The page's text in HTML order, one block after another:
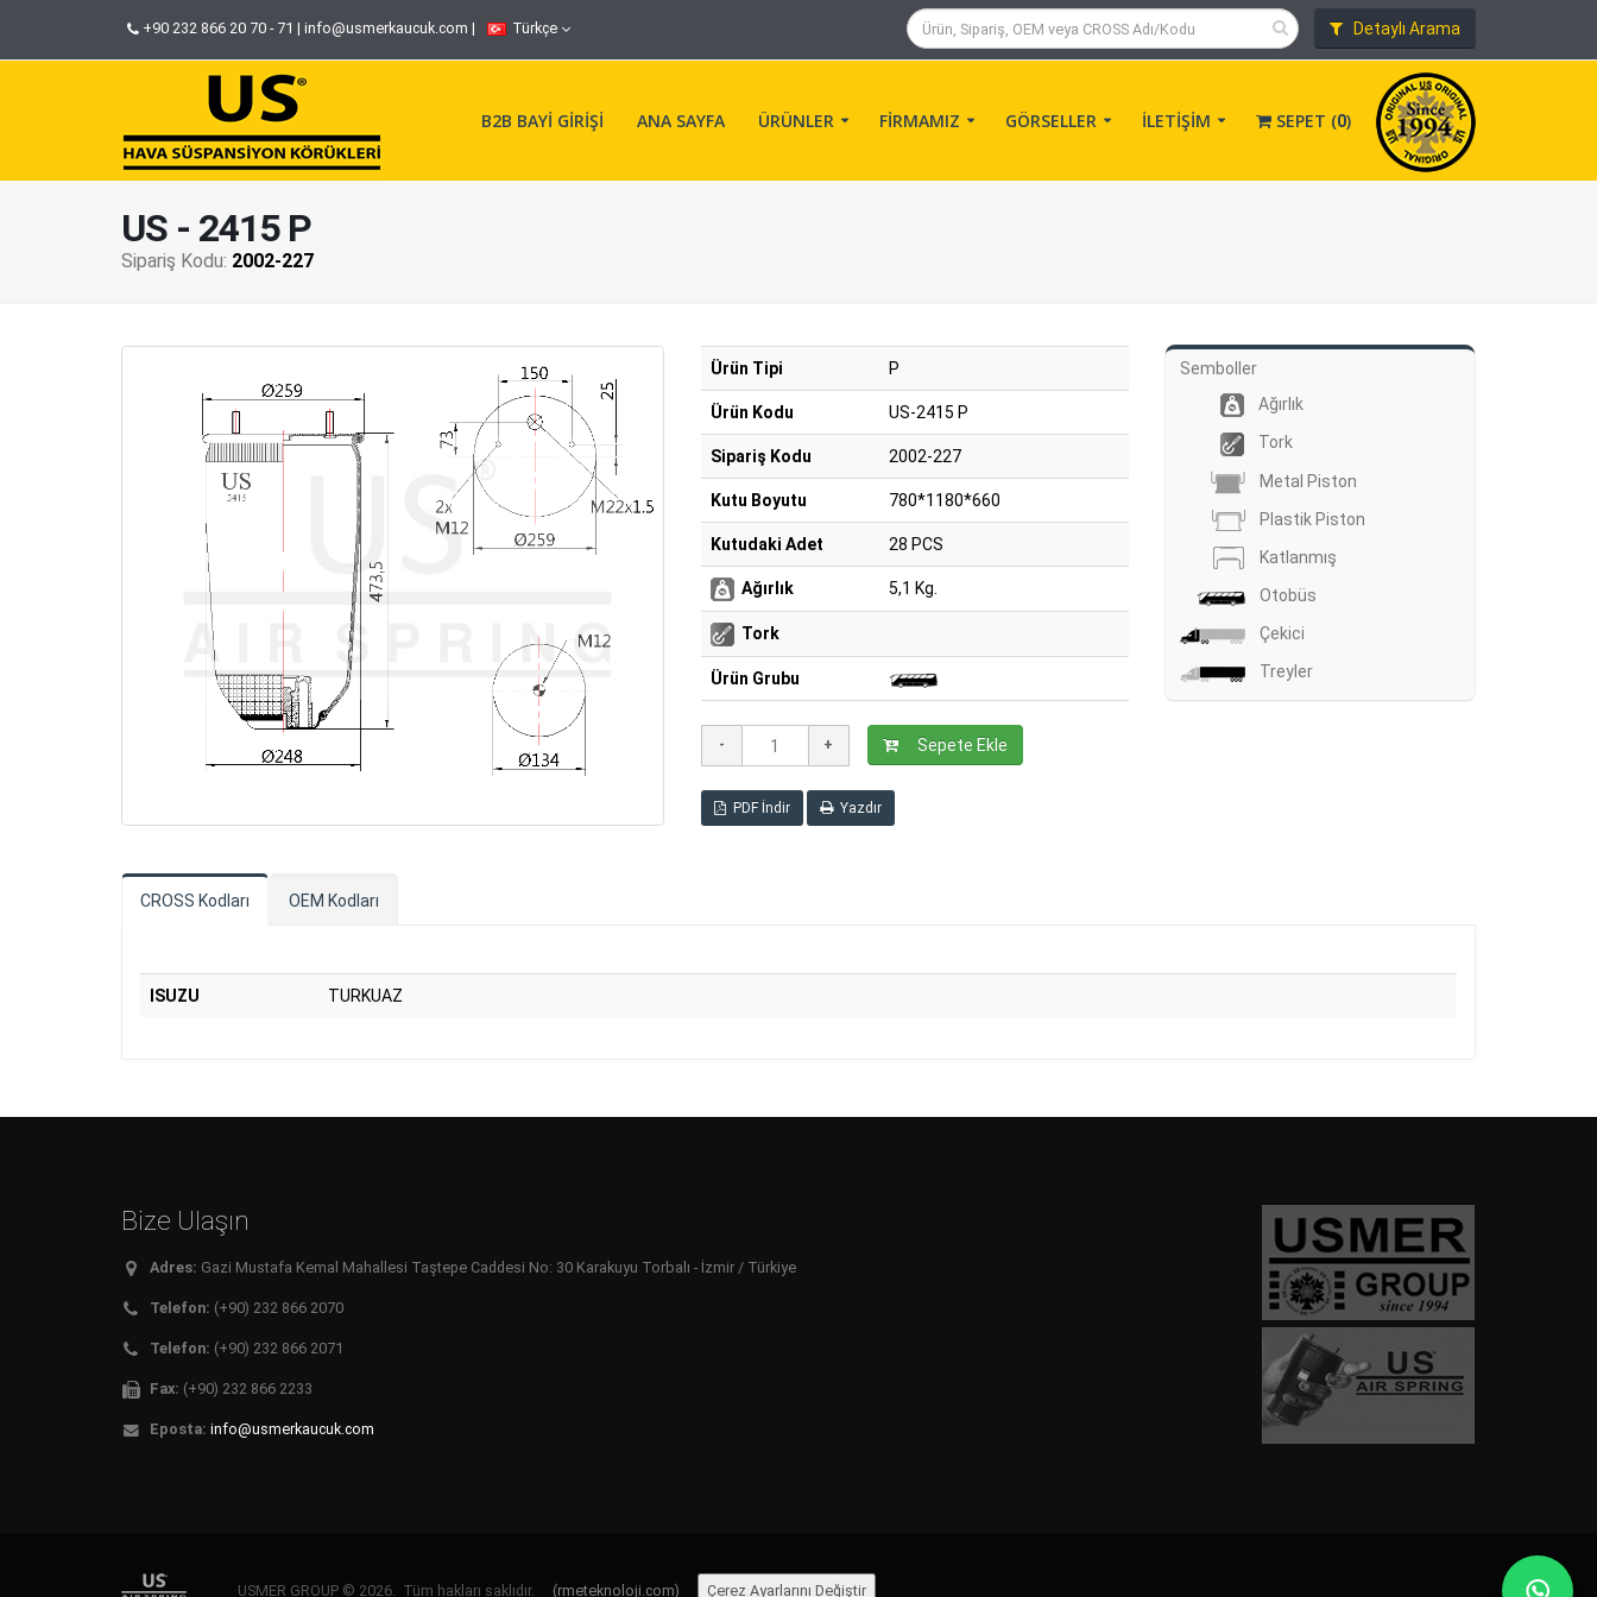
+90 232 866 20 70 - 71 | info@usmerkaucuk.com | Türkçe Detaylı Arama
B2B BAYİ GİRİŞİ ANA SAYFA ÜRÜNLER FİRMAMIZ GÖRSELLER İLETİŞİM SEPET (0)
US - 2415 P
Sipariş Kodu: 2002-227
Ürün Tipi P
Ürün Kodu US-2415 P
Sipariş Kodu 2002-227
Kutu Boyutu 780*1180*660
Kutudaki Adet 28 PCS
Ağırlık 5,1 Kg.
Tork
Ürün Grubu
Sepete Ekle
PDF İndir Yazdır
Semboller
Ağırlık
Tork
Metal Piston
Plastik Piston
Katlanmış
Otobüs
Çekici
Treyler
CROSS Kodları OEM Kodları
ISUZU TURKUAZ
Bize Ulaşın
Adres: Gazi Mustafa Kemal Mahallesi Taştepe Caddesi No: 30 Karakuyu Torbalı - İzmir / Türkiye
Telefon: (+90) 232 866 2070
Telefon: (+90) 232 866 2071
Fax: (+90) 232 866 2233
Eposta: info@usmerkaucuk.com
USMER GROUP © 2026. Tüm hakları saklıdır. (rmeteknoloji.com) Çerez Ayarlarını Değiştir